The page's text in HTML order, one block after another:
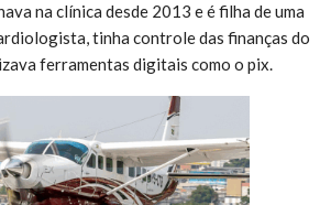
na clínica desde 2013 e é filha de uma
tinha controle das finanças do
ferramentas digitais como o pix.